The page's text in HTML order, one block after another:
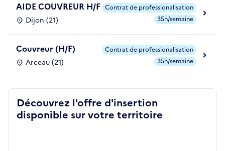
AIDE COUVREUR H/F
Dijon (21)
Contrat de professionalisation
35h/semaine
Couvreur (H/F)
Arceau (21)
Contrat de professionalisation
35h/semaine
Découvrez l'offre d'insertion
disponible sur votre territoire